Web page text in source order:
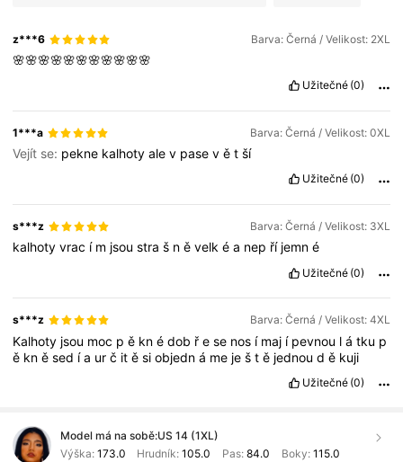
z***6 Barva: Černá / Velikost: 2XL
🌸🌸🌸🌸🌸🌸🌸🌸🌸🌸🌸
Užitečné (0)
1***a Barva: Černá / Velikost: 0XL
Vejít se: pekne kalhotyalev pasevětší
Užitečné (0)
s***z Barva: Černá / Velikost: 3XL
kalhotyvrac í m jsoustraš něvelkéa nep ří jemné
Užitečné (0)
s***z Barva: Černá / Velikost: 4XL
Kalhoty jsou moc pě knédob řese nos í maj í pevnou látku p
ě kněsed ía urč itěsiobjedná me ještě jednoudě kuji
Užitečné (0)
Model má na sobě:US 14 (1XL)
Výška: 173.0 Hrudník:105.0 Pas: 84.0 Boky: 115.0